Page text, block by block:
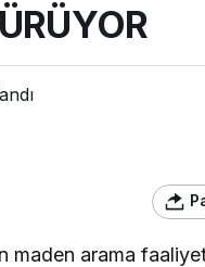
maden arama